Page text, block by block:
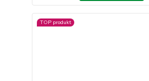
TOP produkt